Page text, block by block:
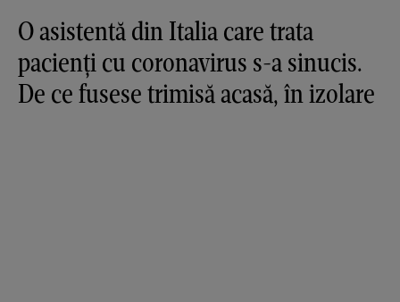
O asistentă din Italia care trata
pacienți cu coronavirus s-a sinucis.
De ce fusese trimisă acasă, în izolare